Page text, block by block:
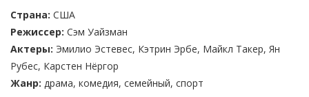
Страна: США
Режиссер: Сэм Уайзман
Актеры: Эмилио Эстевес, Кэтрин Эрбе, Майкл Такер, Ян
Рубес, Карстен Нёргор
Жанр: драма, комедия, семейный, спорт